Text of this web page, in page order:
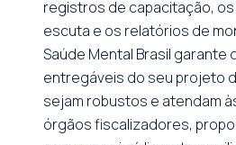
registros de capacitação,
escuta e os relatórios de
Saúde Mental Brasil garante
entregáveis do seu projeto
sejam robustos e atendam
órgãos fiscalizadores,